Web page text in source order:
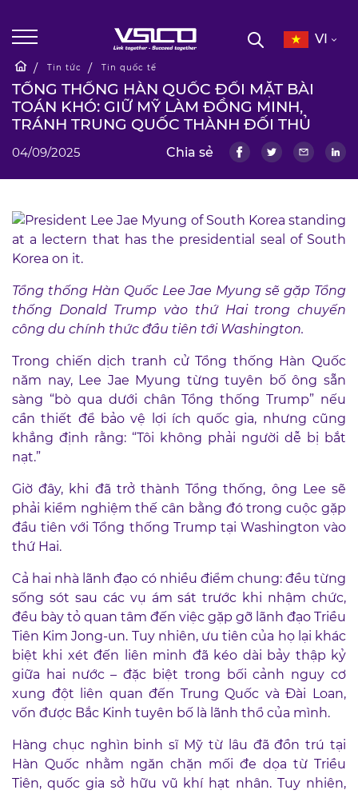
VI
Tin tức Tin quốc tế
TỔNG THỐNG HÀN QUỐC ĐỐI MẶT BÀI
TOÁN KHÓ: GIỮ MỸ LÀM ĐỒNG MINH,
TRÁNH TRUNG QUỐC THÀNH ĐỐI THỦ
04/09/2025 Chia sẻ
Tổng thống Hàn Quốc Lee Jae Myung sẽ gặp Tổng
thống Donald Trump vào thứ Hai trong chuyến
công du chính thức đầu tiên tới Washington.
Trong chiến dịch tranh cử Tổng thống Hàn Quốc
năm nay, Lee Jae Myung từng tuyên bố ông sẵn
sàng “bò qua dưới chân Tổng thống Trump” nếu
cần thiết để bảo vệ lợi ích quốc gia, nhưng cũng
khẳng định rằng: “Tôi không phải người dễ bị bắt
nạt.”
Giờ đây, khi đã trở thành Tổng thống, ông Lee sẽ
phải kiểm nghiệm thế cân bằng đó trong cuộc gặp
đầu tiên với Tổng thống Trump tại Washington vào
thứ Hai.
Cả hai nhà lãnh đạo có nhiều điểm chung: đều từng
sống sót sau các vụ ám sát trước khi nhậm chức,
đều bày tỏ quan tâm đến việc gặp gỡ lãnh đạo Triều
Tiên Kim Jong-un. Tuy nhiên, ưu tiên của họ lại khác
biệt khi xét đến liên minh đã kéo dài bảy thập kỷ
giữa hai nước – đặc biệt trong bối cảnh nguy cơ
xung đột liên quan đến Trung Quốc và Đài Loan,
vốn được Bắc Kinh tuyên bố là lãnh thổ của mình.
Hàng chục nghìn binh sĩ Mỹ từ lâu đã đồn trú tại
Hàn Quốc nhằm ngăn chặn mối đe dọa từ Triều
Tiên, quốc gia sở hữu vũ khí hạt nhân. Tuy nhiên,